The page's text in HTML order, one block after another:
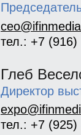
тел.: +7 (916)
Глеб
Директор
тел.: +7 (925)